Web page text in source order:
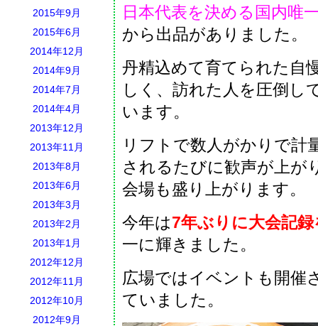
2015年9月
2015年6月
2014年12月
2014年9月
2014年7月
2014年4月
2013年12月
2013年11月
2013年8月
2013年6月
2013年3月
2013年2月
2013年1月
2012年12月
2012年11月
2012年10月
2012年9月
日本代表を決める国内唯
から出品がありました。
丹精込めて育てられた自
しく、訪れた人を圧倒し
います。
リフトで数人がかりで計
されるたびに歓声が上が
会場も盛り上がります。
今年は7年ぶりに大会記
一に輝きました。
広場ではイベントも開催
ていました。